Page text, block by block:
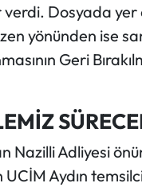
Dosyada
yönünden ise
Geri
Nazilli Adliyesi
Aydın